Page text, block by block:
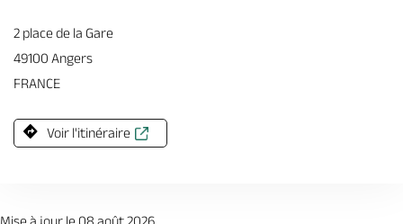
2 place de la Gare
49100 Angers
FRANCE
Voir l'itinéraire
Mise à jour le 08 août 2026